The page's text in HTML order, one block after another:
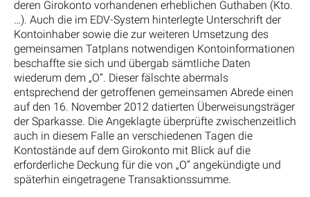
deren Girokonto vorhandenen erheblichen Guthaben (Kto.
…). Auch die im EDV-System hinterlegte Unterschrift der
Kontoinhaber sowie die zur weiteren Umsetzung des
gemeinsamen Tatplans notwendigen Kontoinformationen
beschaffte sie sich und übergab sämtliche Daten
wiederum dem „O“. Dieser fälschte abermals
entsprechend der getroffenen gemeinsamen Abrede einen
auf den 16. November 2012 datierten Überweisungsträger
der Sparkasse. Die Angeklagte überprüfte zwischenzeitlich
auch in diesem Falle an verschiedenen Tagen die
Kontostände auf dem Girokonto mit Blick auf die
erforderliche Deckung für die von „O“ angekündigte und
späterhin eingetragene Transaktionssumme.